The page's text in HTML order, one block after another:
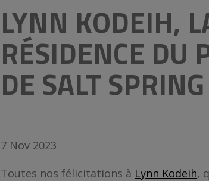
LYNN KODEIH,
RÉSIDENCE DU
DE SALT SPRING
7 Nov 2023
Toutes nos félicitations à Lynn Kodeih,